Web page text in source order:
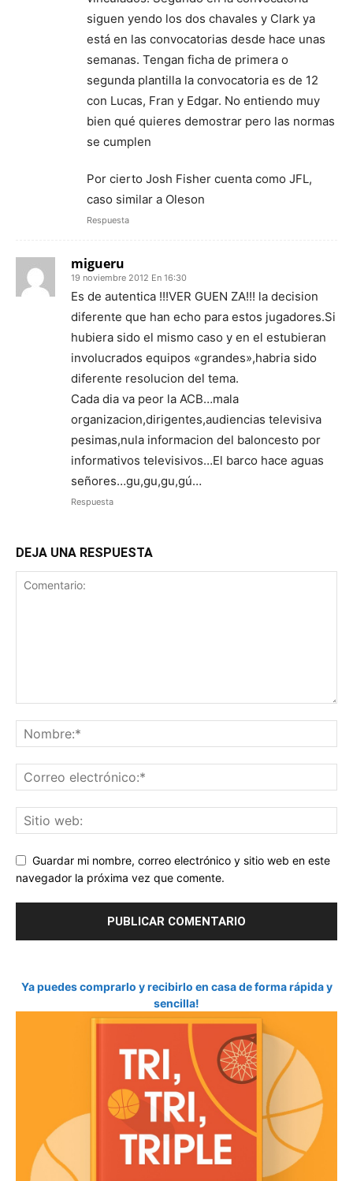
siguen yendo los dos chavales y Clark ya
está en las convocatorias desde hace unas
semanas. Tengan ficha de primera o
segunda plantilla la convocatoria es de 12
con Lucas, Fran y Edgar. No entiendo muy
bien qué quieres demostrar pero las normas
se cumplen
Por cierto Josh Fisher cuenta como JFL,
caso similar a Oleson
Respuesta
migueru
19 noviembre 2012 En 16:30
Es de autentica !!!VER GUEN ZA!!! la decision
diferente que han echo para estos jugadores.Si
hubiera sido el mismo caso y en el estubieran
involucrados equipos «grandes»,habria sido
diferente resolucion del tema.
Cada dia va peor la ACB…mala
organizacion,dirigentes,audiencias televisiva
pesimas,nula informacion del baloncesto por
informativos televisivos…El barco hace aguas
señores…gu,gu,gu,gú…
Respuesta
DEJA UNA RESPUESTA
Guardar mi nombre, correo electrónico y sitio web en este
navegador la próxima vez que comente.
Ya puedes comprarlo y recibirlo en casa de forma rápida y
sencilla!